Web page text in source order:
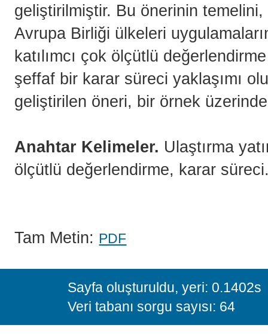
geliştirilmiştir. Bu önerinin temelini,
Avrupa Birliği ülkeleri
katılımcı çok ölçütlü
şeffaf bir karar süreci yaklaşımı
geliştirilen öneri, bir örnek üzerinde
Anahtar Kelimeler. Ulaştırma
ölçütlü değerlendirme, karar
Tam Metin: PDF
Sayfa oluşturuldu, yeri: 0.1402s
Veri tabanı sorgu sayısı: 64